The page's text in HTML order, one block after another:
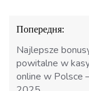
Навігація
записів
Попередня:
Najlepsze
powitalne w
online w Polsce